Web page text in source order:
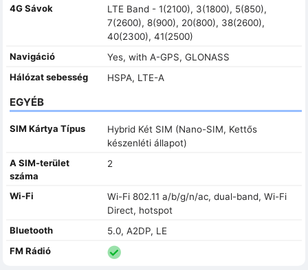
4G Sávok
LTE Band - 1(2100), 3(1800), 5(850),
7(2600), 8(900), 20(800), 38(2600),
40(2300), 41(2500)
Navigáció
Yes, with A-GPS, GLONASS
Hálózat sebesség
HSPA, LTE-A
EGYÉB
SIM Kártya Típus
Hybrid Két SIM (Nano-SIM, Kettős
készenléti állapot)
A SIM-terület
száma
2
Wi-Fi
Wi-Fi 802.11 a/b/g/n/ac, dual-band, Wi-Fi
Direct, hotspot
Bluetooth
5.0, A2DP, LE
FM Rádió